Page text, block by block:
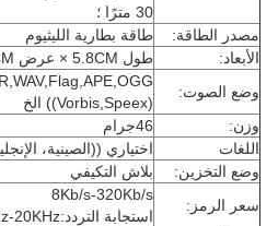
30 مترًا ؛
مصدر الطاقة:
طاقة بطارية الليثيوم
الأبعاد:
طول 5.8CM × عرض 7.5CM × ارتفاع 1.3CM؛
وضع الصوت:
((Vorbis,Speex) الخ
وزن:
46جرام
اللغات
اختياري ((الصينية،
وضع التخزين:
بلاش التكيفي
سعر الرمز:
8Kb/s-320Kb/s
استجابة التردد:20Hz-20KHz؛